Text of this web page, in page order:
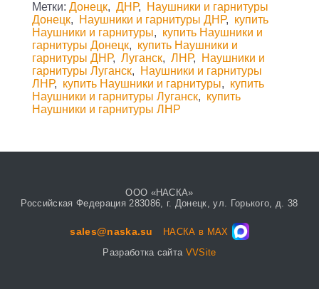
Метки: Донецк, ДНР,
Наушники и гарнитуры
Донецк, Наушники и гарнитуры ДНР, купить
Наушники и гарнитуры, купить Наушники и
гарнитуры Донецк, купить Наушники и
гарнитуры ДНР, Луганск, ЛНР,
Наушники и
гарнитуры Луганск,
Наушники и гарнитуры
ЛНР, купить Наушники и гарнитуры, купить
Наушники и гарнитуры Луганск, купить
Наушники и гарнитуры ЛНР
ООО «НАСКА»
Российская Федерация 283086, г. Донецк, ул. Горького, д. 38
sales@naska.su
НАСКА в MAX
Разработка сайта VVSite